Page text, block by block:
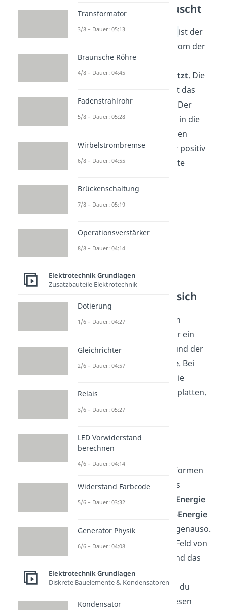
Polarität wird getauscht
Nach derLenzschen Regel
ist der
entstehende Induktionsstrom der
Ursache seiner
Entstehungentgegengesetzt. Die
Ursache der Entstehung ist das
abnehmendeMagnetfeld
. Der
Induktionsstrom läuft also in die
des ursprünglichen
Stroms und lädt die vorher positiv
geladene Kondensatorplatte
Prozess wiederholt sich
Jetzt herrscht zwischen den
Kondensatorplatten wieder ein
Ladungsungleichgewicht und der
Prozessbeginnt von vorne. Bei
jedem Ablauf ändert sich die
Polarität
der Kondensatorplatten.
Spannungs- und
Stromverlauf
Die Änderung der Energieformen
passiert beim Schwingkreis
kontinuierlich
E-Feld-Energie
B-Feld-Energie
gering ist und umgekehrt genauso.
Hierbei ist das elektrische Feld von
abhängig und das
magnetische Feld von dem
Induktionsstrom, weshalb du
diesen Verlauf auch bei diesen
Transformator
3/8 – Dauer: 05:13
Braunsche Röhre
4/8 – Dauer: 04:45
Fadenstrahlrohr
5/8 – Dauer: 05:28
Wirbelstrombremse
6/8 – Dauer: 04:55
Brückenschaltung
7/8 – Dauer: 05:19
Operationsverstärker
8/8 – Dauer: 04:14
Elektrotechnik Grundlagen
Zusatzbauteile Elektrotechnik
Dotierung
1/6 – Dauer: 04:27
Gleichrichter
2/6 – Dauer: 04:57
Relais
3/6 – Dauer: 05:27
LED Vorwiderstand
berechnen
4/6 – Dauer: 04:14
Widerstand Farbcode
5/6 – Dauer: 03:32
Generator Physik
6/6 – Dauer: 04:08
Elektrotechnik Grundlagen
Diskrete Bauelemente & Kondensatoren
Kondensator